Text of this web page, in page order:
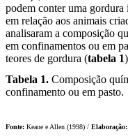
podem conter uma
em relação aos animais
analisaram a composição
em confinamentos ou em
teores de gordura (tabela 1
Tabela 1. Composição
confinamento ou em pasto.
Fonte: Keane e Allen (1998) / Elaboração: